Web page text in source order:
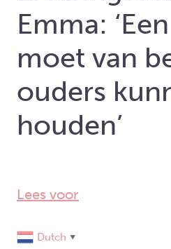
Emma:
moet van
ouders
houden’
Lees voor
Dutch ▼